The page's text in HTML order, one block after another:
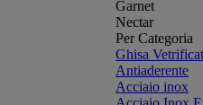
Garnet
Nectar
Per Categoria
Ghisa
Antiaderente
Acciaio inox